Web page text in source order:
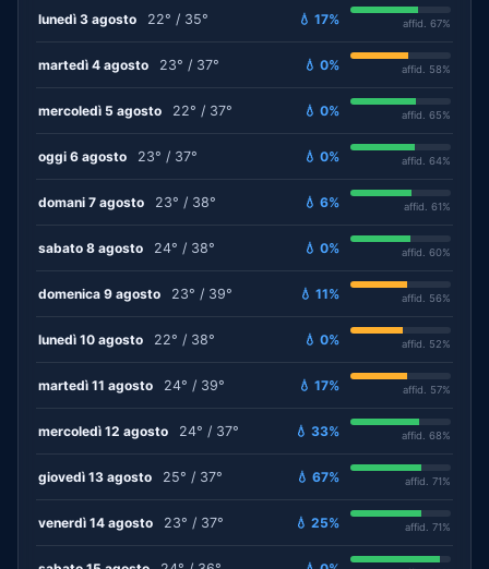
lunedì 3 agosto 22° / 35° 💧 17% affid. 67%
martedì 4 agosto 23° / 37° 💧 0% affid. 58%
mercoledì 5 agosto 22° / 37° 💧 0% affid. 65%
oggi 6 agosto 23° / 37° 💧 0% affid. 64%
domani 7 agosto 23° / 38° 💧 6% affid. 61%
sabato 8 agosto 24° / 38° 💧 0% affid. 60%
domenica 9 agosto 23° / 39° 💧 11% affid. 56%
lunedì 10 agosto 22° / 38° 💧 0% affid. 52%
martedì 11 agosto 24° / 39° 💧 17% affid. 57%
mercoledì 12 agosto 24° / 37° 💧 33% affid. 68%
giovedì 13 agosto 25° / 37° 💧 67% affid. 71%
venerdì 14 agosto 23° / 37° 💧 25% affid. 71%